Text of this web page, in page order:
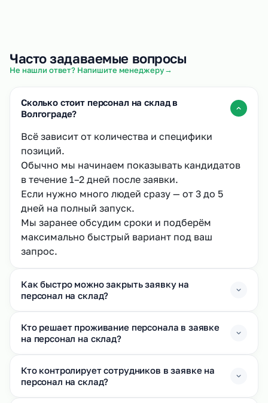
Часто задаваемые вопросы
Не нашли ответ? Напишите менеджеру→
Сколько стоит персонал на склад в
Волгограде?
Всё зависит от количества и специфики
позиций.
Обычно мы начинаем показывать кандидатов
в течение 1–2 дней после заявки.
Если нужно много людей сразу — от 3 до 5
дней на полный запуск.
Мы заранее обсудим сроки и подберём
максимально быстрый вариант под ваш
запрос.
Как быстро можно закрыть заявку на
персонал на склад?
Кто решает проживание персонала в заявке
на персонал на склад?
Кто контролирует сотрудников в заявке на
персонал на склад?